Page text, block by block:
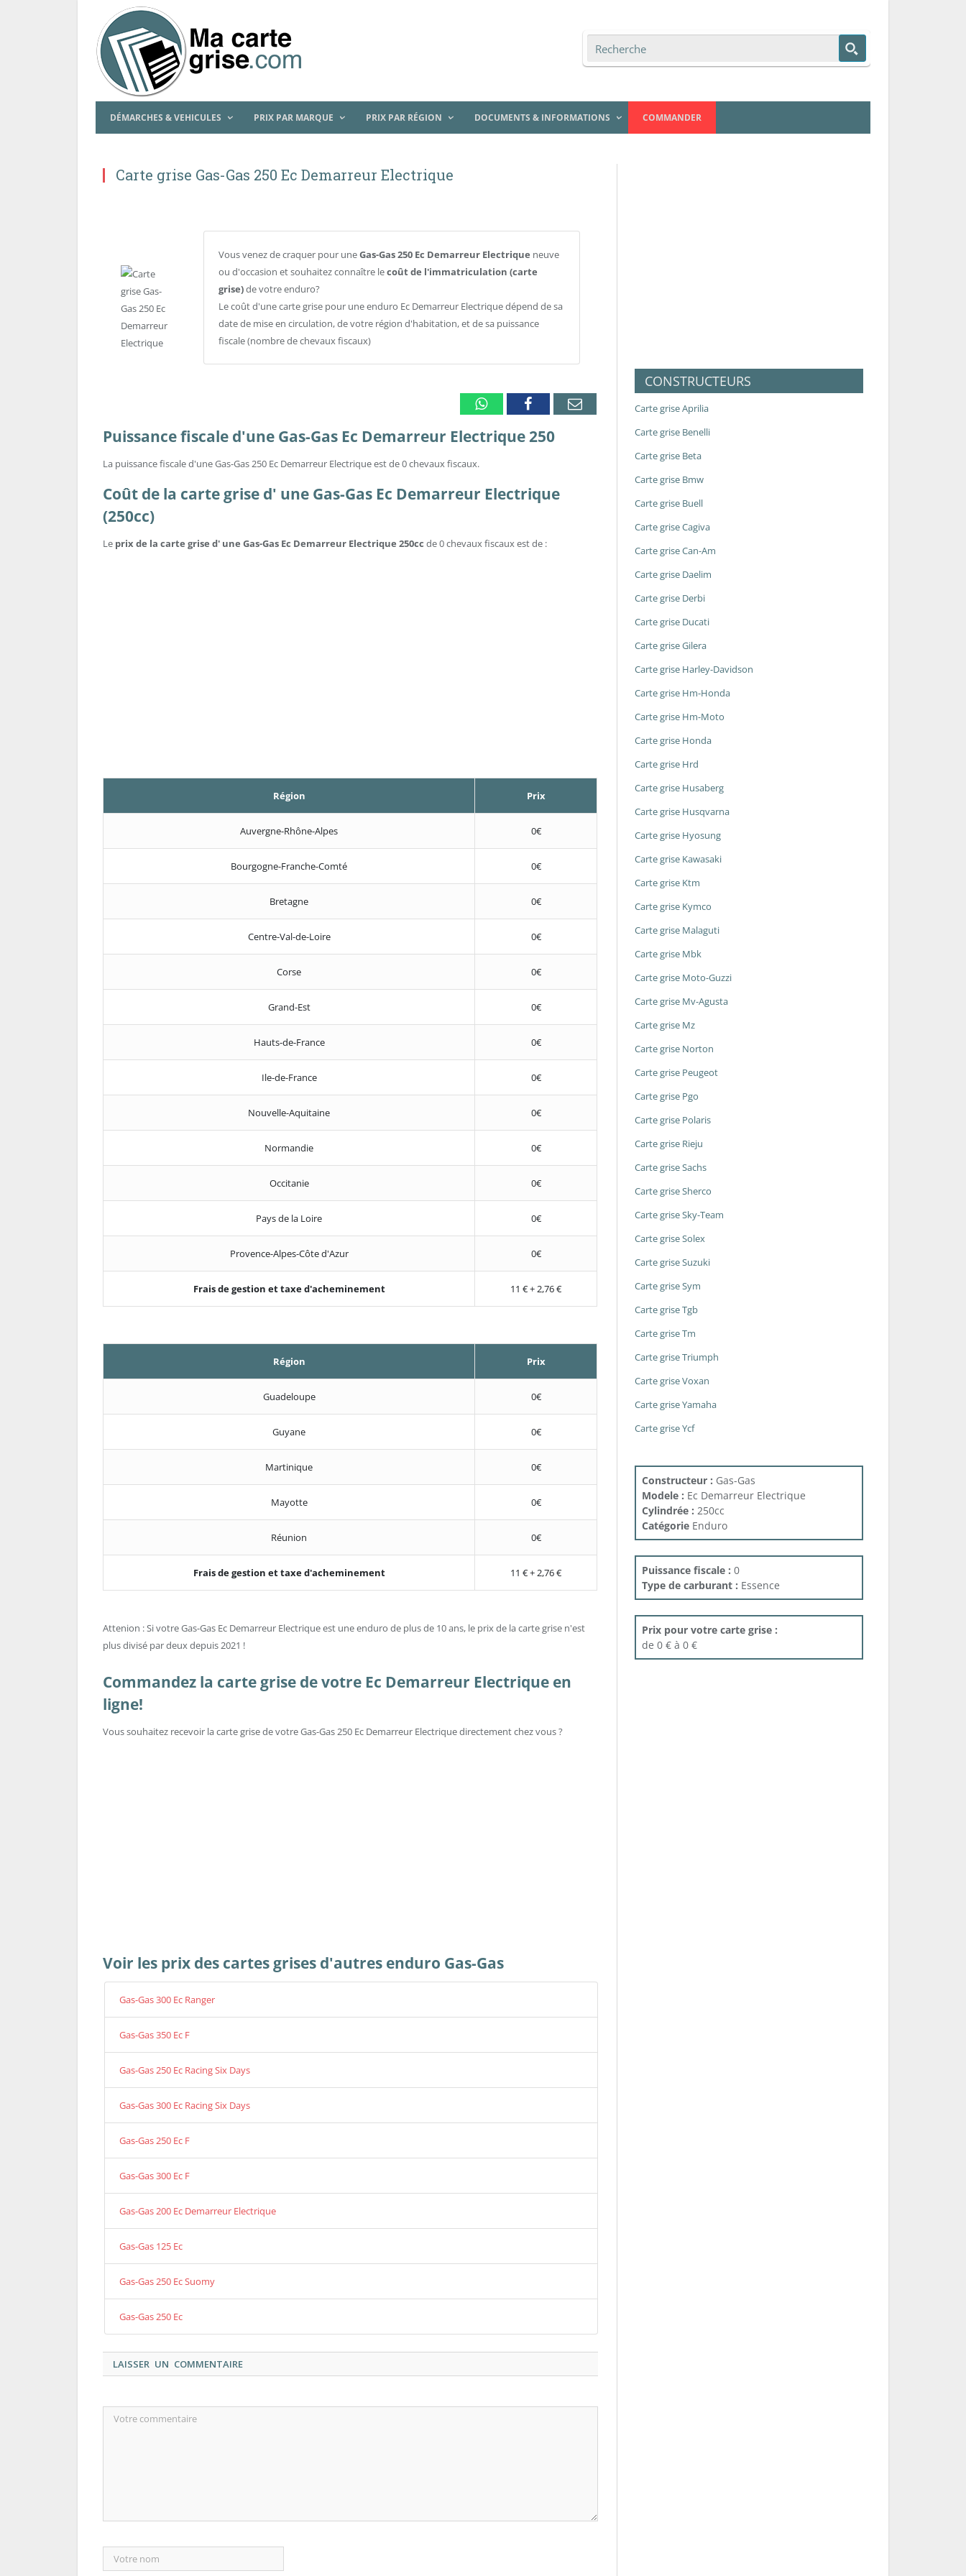
DÉMARCHES & VEHICULES PRIX PAR MARQUE PRIX PAR RÉGION DOCUMENTS & INFORMATIONS COMMANDER
Carte grise Gas-Gas 250 Ec Demarreur Electrique
Vous venez de craquer pour uneGas-Gas 250 Ec Demarreur Electrique neuve
ou d'occasion et souhaitez connaître lecoût de l'immatriculation (carte
grise)de votre enduro?
Le coût d'une carte grise pour une enduro Ec Demarreur Electrique dépend de sa
date de mise en circulation, de votre région d'habitation, et de sa puissance
fiscale (nombre de chevaux fiscaux)
WhatsappFacebookEmail
Puissance fiscale d'une Gas-Gas Ec Demarreur Electrique 250
La puissance fiscale d'une Gas-Gas 250 Ec Demarreur Electrique est de 0 chevaux fiscaux.
Coût de la carte grise d' une Gas-Gas Ec Demarreur Electrique
(250cc)
Le prix de la carte grise d' une Gas-Gas Ec Demarreur Electrique 250cc de 0 chevaux fiscaux est de :
Région Prix
Auvergne-Rhône-Alpes 0€
Bourgogne-Franche-Comté 0€
Bretagne 0€
Centre-Val-de-Loire 0€
Corse 0€
Grand-Est 0€
Hauts-de-France 0€
Ile-de-France 0€
Nouvelle-Aquitaine 0€
Normandie 0€
Occitanie 0€
Pays de la Loire 0€
Provence-Alpes-Côte d'Azur 0€
Frais de gestion et taxe d'acheminement 11 € + 2,76 €
Région Prix
Guadeloupe 0€
Guyane 0€
Martinique 0€
Mayotte 0€
Réunion 0€
Frais de gestion et taxe d'acheminement 11 € + 2,76 €
Attenion : Si votre Gas-Gas Ec Demarreur Electrique est une enduro de plus de 10 ans, le prix de la carte grise n'est
plus divisé par deux depuis 2021 !
Commandez la carte grise de votre Ec Demarreur Electrique en
ligne!
Vous souhaitez recevoir la carte grise de votre Gas-Gas 250 Ec Demarreur Electrique directement chez vous ?
Voir les prix des cartes grises d'autres enduro Gas-Gas
Gas-Gas 300 Ec Ranger
Gas-Gas 350 Ec F
Gas-Gas 250 Ec Racing Six Days
Gas-Gas 300 Ec Racing Six Days
Gas-Gas 250 Ec F
Gas-Gas 300 Ec F
Gas-Gas 200 Ec Demarreur Electrique
Gas-Gas 125 Ec
Gas-Gas 250 Ec Suomy
Gas-Gas 250 Ec
LAISSER UN COMMENTAIRE
CONSTRUCTEURS
Carte grise Aprilia
Carte grise Benelli
Carte grise Beta
Carte grise Bmw
Carte grise Buell
Carte grise Cagiva
Carte grise Can-Am
Carte grise Daelim
Carte grise Derbi
Carte grise Ducati
Carte grise Gilera
Carte grise Harley-Davidson
Carte grise Hm-Honda
Carte grise Hm-Moto
Carte grise Honda
Carte grise Hrd
Carte grise Husaberg
Carte grise Husqvarna
Carte grise Hyosung
Carte grise Kawasaki
Carte grise Ktm
Carte grise Kymco
Carte grise Malaguti
Carte grise Mbk
Carte grise Moto-Guzzi
Carte grise Mv-Agusta
Carte grise Mz
Carte grise Norton
Carte grise Peugeot
Carte grise Pgo
Carte grise Polaris
Carte grise Rieju
Carte grise Sachs
Carte grise Sherco
Carte grise Sky-Team
Carte grise Solex
Carte grise Suzuki
Carte grise Sym
Carte grise Tgb
Carte grise Tm
Carte grise Triumph
Carte grise Voxan
Carte grise Yamaha
Carte grise Ycf
Constructeur : Gas-Gas
Modele : Ec Demarreur Electrique
Cylindrée : 250cc
CatégorieEnduro
Puissance fiscale : 0
Type de carburant : Essence
Prix pour votre carte grise :
de 0 € à 0 €